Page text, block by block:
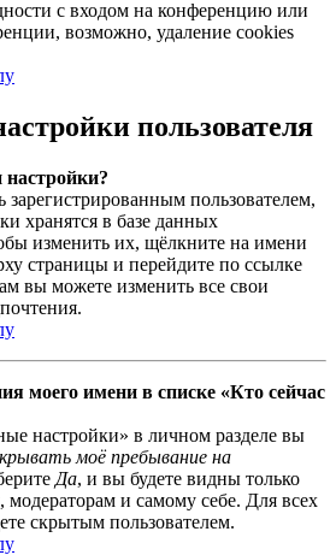
с входом на конференцию или
возможно, удаление cookies
пользователя
зарегистрированным пользователем,
хранятся в базе данных
изменить их, щёлкните на имени
страницы и перейдите по ссылке
вы можете изменить все свои
моего имени в списке «Кто сейчас
настройки» в личном разделе вы
моё пребывание на
Да, и вы будете видны только
модераторам и самому себе. Для всех
скрытым пользователем.